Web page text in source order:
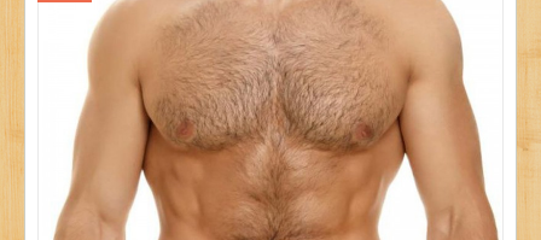
ÁO LÓT NAM
ĐỒ LÓT NỮ
ĐỒ LÓT TRẺ EM